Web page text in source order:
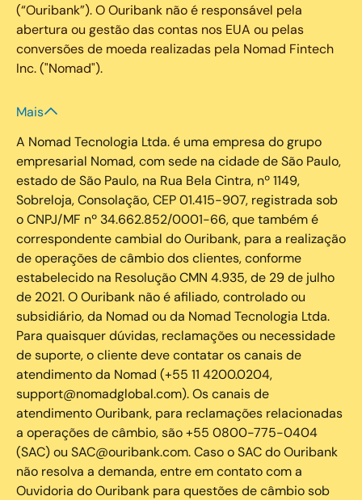
(“Ouribank”). O Ouribank não é responsável pela
abertura ou gestão das contas nos EUA ou pelas
conversões de moeda realizadas pela Nomad Fintech
Inc. ("Nomad").
Mais
A Nomad Tecnologia Ltda. é uma empresa do grupo
empresarial Nomad, com sede na cidade de São Paulo,
estado de São Paulo, na Rua Bela Cintra, nº 1149,
Sobreloja, Consolação, CEP 01.415-907, registrada sob
o CNPJ/MF nº 34.662.852/0001-66, que também é
correspondente cambial do Ouribank, para a realização
de operações de câmbio dos clientes, conforme
estabelecido na Resolução CMN 4.935, de 29 de julho
de 2021. O Ouribank não é afiliado, controlado ou
subsidiário, da Nomad ou da Nomad Tecnologia Ltda.
Para quaisquer dúvidas, reclamações ou necessidade
de suporte, o cliente deve contatar os canais de
atendimento da Nomad (+55 11 4200.0204,
support@nomadglobal.com). Os canais de
atendimento Ouribank, para reclamações relacionadas
a operações de câmbio, são +55 0800-775-0404
(SAC) ou SAC@ouribank.com. Caso o SAC do Ouribank
não resolva a demanda, entre em contato com a
Ouvidoria do Ouribank para questões de câmbio sob